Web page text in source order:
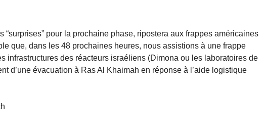
“surprises” pour la prochaine phase, ripostera aux frappes américaines
que, dans les 48 prochaines heures, nous assistions à une frappe
infrastructures des réacteurs israéliens (Dimona ou les laboratoires de
d’une évacuation à Ras Al Khaimah en réponse à l’aide logistique